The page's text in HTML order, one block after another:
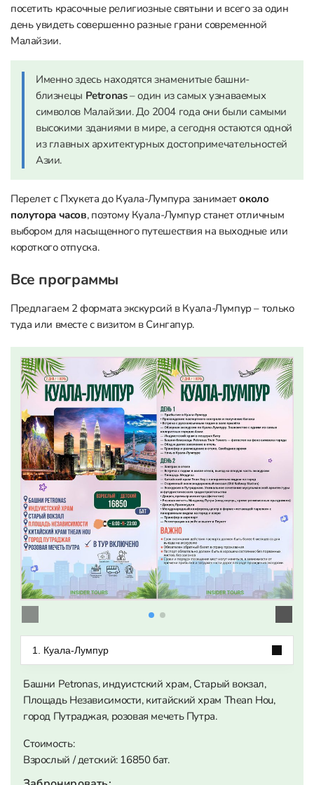
посетить красочные религиозные святыни и всего за один
день увидеть совершенно разные грани современной
Малайзии.
Именно здесь находятся знаменитые башни-
близнецы Petronas– один из самых узнаваемых
символов Малайзии. До 2004 года они были самыми
высокими зданиями в мире, а сегодня остаются одной
из главных архитектурных достопримечательностей
Азии.
Перелет с Пхукета до Куала-Лумпура занимаетоколо
полутора часов, поэтому Куала-Лумпур станет отличным
выбором для насыщенного путешествия на выходные или
короткого отпуска.
Все программы
Предлагаем 2 формата экскурсий в Куала-Лумпур – только
туда или вместе с визитом в Сингапур.
1. Куала-Лумпур
Башни Petronas, индуистский храм, Старый вокзал,
Площадь Независимости, китайский храм Thean Hou,
город Путраджая, розовая мечеть Путра.
Стоимость:
Взрослый / детский: 16850 бат.